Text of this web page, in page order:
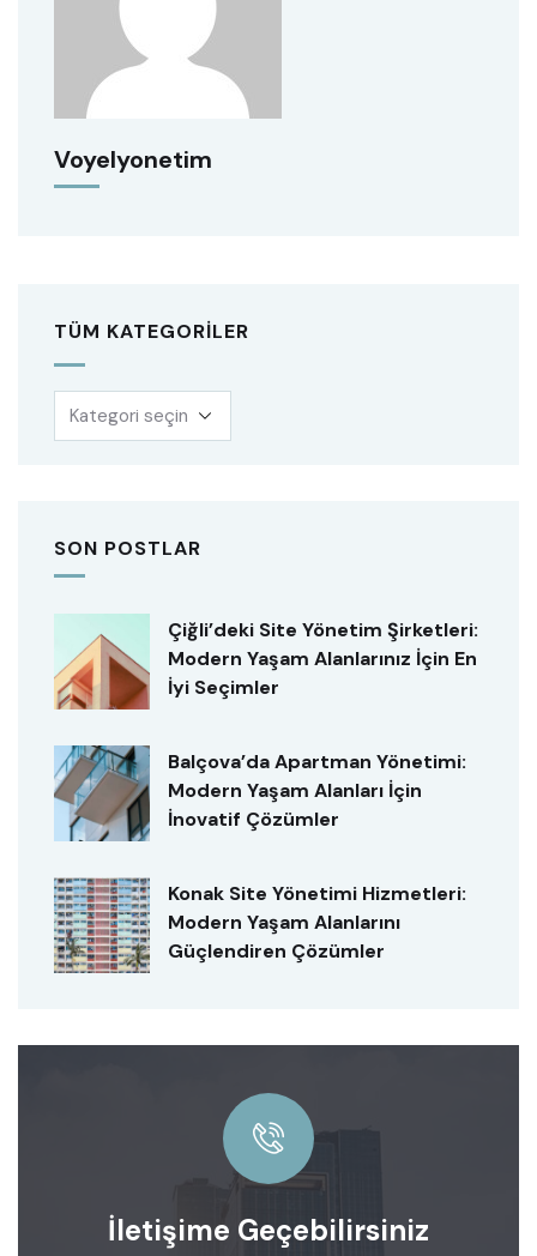
Voyelyonetim
TÜM KATEGORILER
SON POSTLAR
Çiğli’deki Site Yönetim Şirketleri:
Modern Yaşam Alanlarınız İçin En
İyi Seçimler
Balçova’da Apartman Yönetimi:
Modern Yaşam Alanları İçin
İnovatif Çözümler
Konak Site Yönetimi Hizmetleri:
Modern Yaşam Alanlarını
Güçlendiren Çözümler
İletişime Geçebilirsiniz